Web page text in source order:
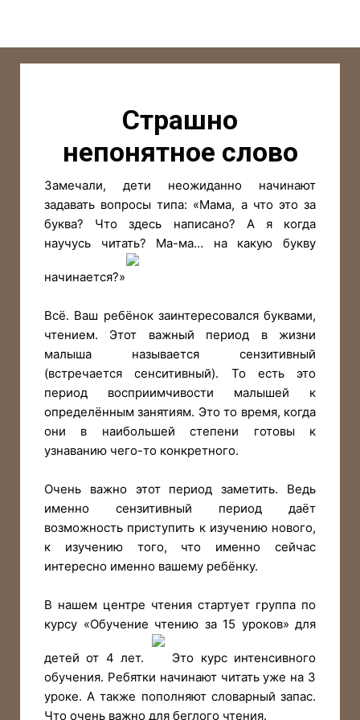
Страшно
непонятное слово
Замечали, дети неожиданно начинают
задавать вопросы типа: «Мама, а что это за
буква? Что здесь написано? А я когда
научусь читать? Ма-ма… на какую букву
начинается?»
Всё. Ваш ребёнок заинтересовался буквами,
чтением. Этот важный период в жизни
малыша называется сензитивный
(встречается сенситивный). То есть это
период восприимчивости малышей к
определённым занятиям. Это то время, когда
они в наибольшей степени готовы к
узнаванию чего-то конкретного.
Очень важно этот период заметить. Ведь
именно сензитивный период даёт
возможность приступить к изучению нового,
к изучению того, что именно сейчас
интересно именно вашему ребёнку.
В нашем центре чтения стартует группа по
курсу «Обучение чтению за 15 уроков» для
детей от 4 лет.
Это курс интенсивного
обучения. Ребятки начинают читать уже на 3
уроке. А также пополняют словарный запас.
Что очень важно для беглого чтения.